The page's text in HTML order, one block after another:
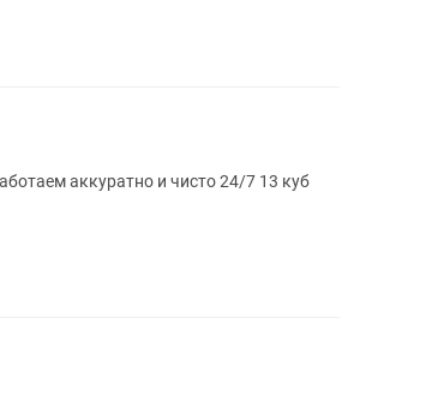
Ассенизатор откачка септиков и туалета котлован работаем аккуратно и чисто 24/7 13 куб